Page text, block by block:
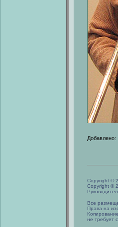
Добавлено:
Copyright ©
Copyright ©
Все
Права на
не требует